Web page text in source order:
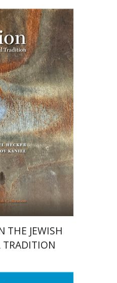
רות קרא-
הקר
לורנס פיין
הנחת אתר
$85
THE JEWISH
TRADITION